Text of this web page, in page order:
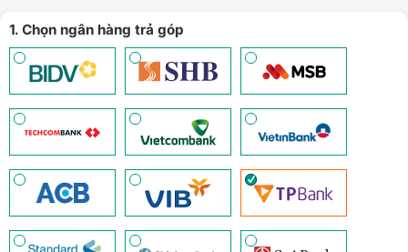
1. Chọn ngân hàng trả góp